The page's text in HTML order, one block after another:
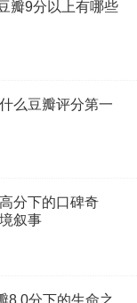
瓣9分以上有哪些
么豆瓣评分第一
分下的口碑奇
叙事
8.0分下的生命之